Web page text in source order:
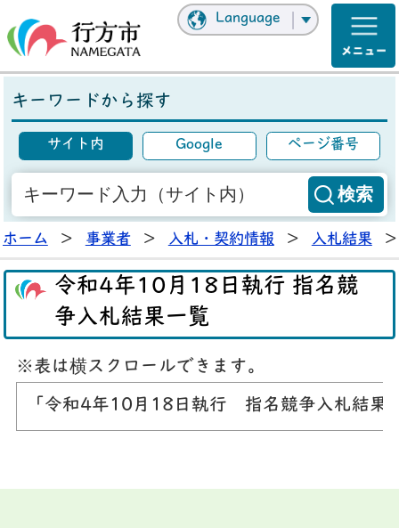
Language
キーワードから探す
サイト内 Google ページ番号
ホーム > 事業者 > 入札・契約情報 > 入札結果 >
令和4年10月18日執行 指名競
争入札結果一覧
※表は横スクロールできます。
「令和4年10月18日執行 指名競争入札結果